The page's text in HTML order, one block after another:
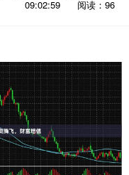
09:02:59
阅读：96